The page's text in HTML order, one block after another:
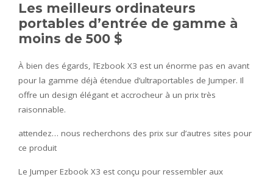
Les meilleurs ordinateurs
portables d’entrée de gamme à
moins de 500 $
À bien des égards, l’Ezbook X3 est un énorme pas en avant
pour la gamme déjà étendue d’ultraportables de Jumper. Il
offre un design élégant et accrocheur à un prix très
raisonnable.
attendez… nous recherchons des prix sur d’autres sites pour
ce produit
Le Jumper Ezbook X3 est conçu pour ressembler aux